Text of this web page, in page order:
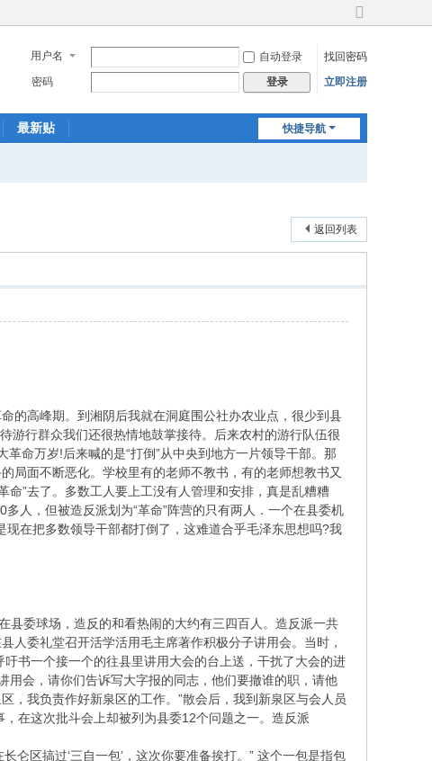
切
到
宽
用户名 自动登录
找回密码
密码
登录 立即注册
快捷导航
最新贴
返回列表
的高峰期。到湘阴后我就在洞庭围公社办农业点，很少到县
游行群众我们还很热情地鼓掌接待。后来农村的游行队伍很
命万岁!后来喊的是“打倒”从中央到地方一片领导干部。那
局面不断恶化。学校里有的老师不教书，有的老师想教书又
”去了。多数工人要上工没有人管理和安排，真是乱糟糟
人，但被造反派划为“革命”阵营的只有两人．一个在县委机
在把多数领导干部都打倒了，这难道合乎毛泽东思想吗?我
县委球场，造反的和看热闹的大约有三四百人。造反派一共
人委礼堂召开活学活用毛主席著作积极分子讲用会。当时，
书一个接一个的往县里讲用大会的台上送，干扰了大会的进
用会，请你们告诉写大字报的同志，他们要撤谁的职，请他
，我负责作好新泉区的工作。”散会后，我到新泉区与会人员
在这次批斗会上却被列为县委12个问题之一。造反派
区搞过‘三自一包’，这次你要准备挨打。” 这个一包是指包